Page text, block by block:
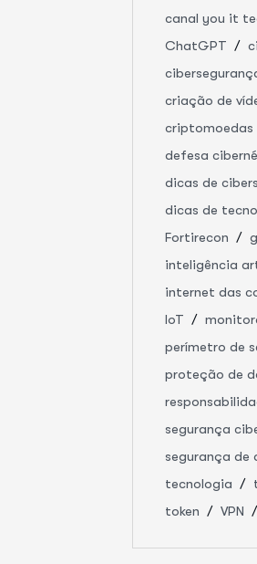
canal you it
ChatGPT
criação de
criptomoedas
defesa
dicas de
dicas de
Fortirecon
inteligência
internet das
IoT
perímetro de
proteção de
segurança
segurança de
tecnologia
token
VPN